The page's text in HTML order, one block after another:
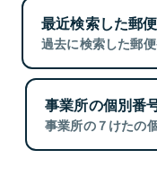
最近検索した郵
過去に検索した郵
事業所の個別番
事業所の７けたの